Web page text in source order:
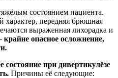
состоянием пациента.
характер, передняя брюшная
выраженная лихорадка и
опасное осложнение,
при дивертикулёзе
Причины её следующие: